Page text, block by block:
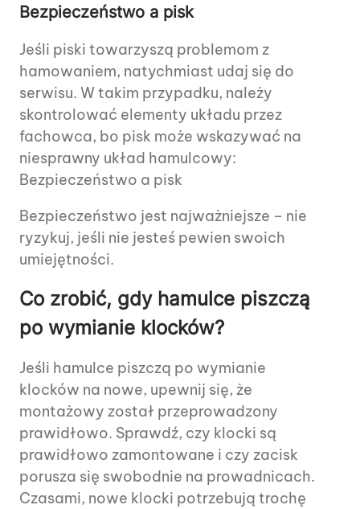
Bezpieczeństwo a pisk
Jeśli piski towarzyszą problemom z
hamowaniem, natychmiast udaj się do
serwisu. W takim przypadku, należy
skontrolować elementy układu przez
fachowca, bo pisk może wskazywać na
niesprawny układ hamulcowy:
Bezpieczeństwo a pisk
Bezpieczeństwo jest najważniejsze – nie
ryzykuj, jeśli nie jesteś pewien swoich
umiejętności.
Co zrobić, gdy hamulce piszczą
po wymianie klocków?
Jeśli hamulce piszczą po wymianie
klocków na nowe, upewnij się, że
montażowy został przeprowadzony
prawidłowo. Sprawdź, czy klocki są
prawidłowo zamontowane i czy zacisk
porusza się swobodnie na prowadnicach.
Czasami, nowe klocki potrzebują trochę